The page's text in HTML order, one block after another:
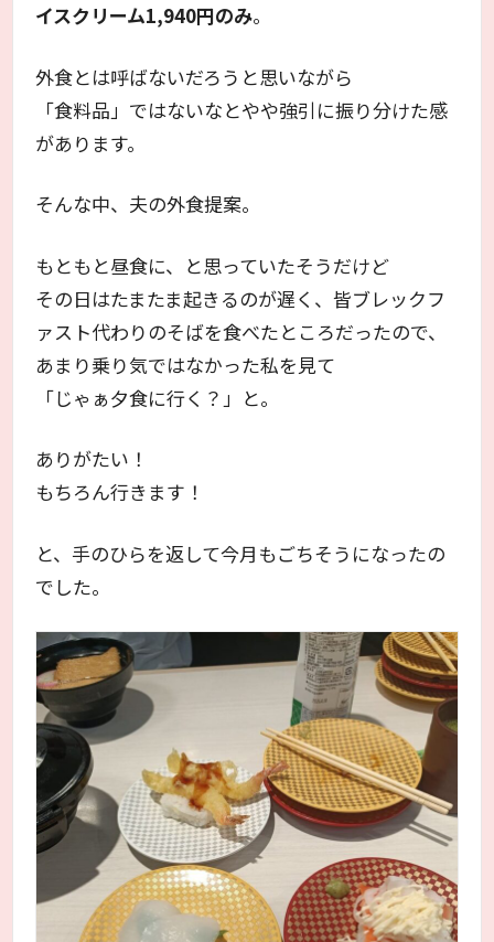
イスクリーム1,940円のみ。
外食とは呼ばないだろうと思いながら
「食料品」ではないなとやや強引に振り分けた感
があります。
そんな中、夫の外食提案。
もともと昼食に、と思っていたそうだけど
その日はたまたま起きるのが遅く、皆ブレックフ
ァスト代わりのそばを食べたところだったので、
あまり乗り気ではなかった私を見て
「じゃぁ夕食に行く？」と。
ありがたい！
もちろん行きます！
と、手のひらを返して今月もごちそうになったの
でした。